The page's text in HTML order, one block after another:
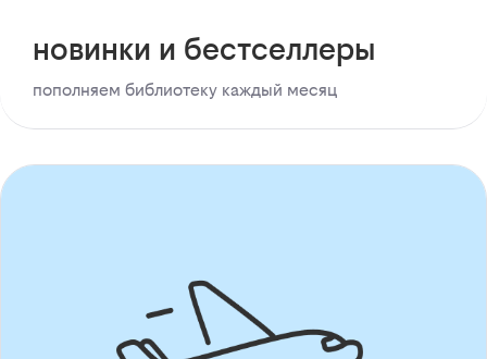
новинки и бестселлеры
пополняем библиотеку каждый месяц